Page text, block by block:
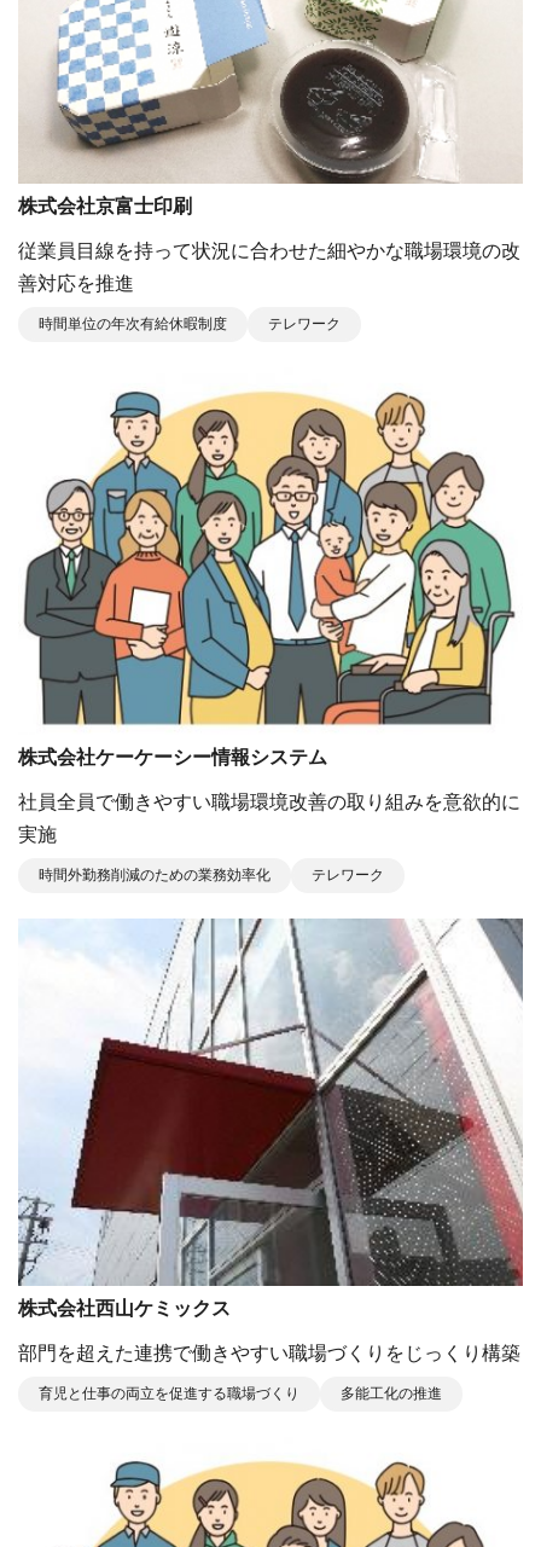
株式会社京富士印刷
従業員⽬線を持って状況に合わせた細やかな職場環境の改
善対応を推進
時間単位の年次有給休暇制度 テレワーク
株式会社ケーケーシー情報システム
社員全員で働きやすい職場環境改善の取り組みを意欲的に
実施
時間外勤務削減のための業務効率化 テレワーク
株式会社西山ケミックス
部⾨を超えた連携で働きやすい職場づくりをじっくり構築
育児と仕事の両立を促進する職場づくり 多能工化の推進